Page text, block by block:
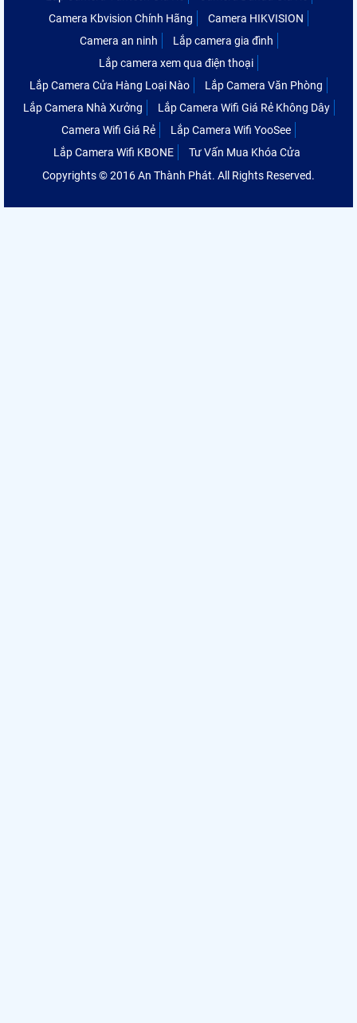
Camera Kbvision Chính Hãng
Camera HIKVISION
Camera an ninh
Lắp camera gia đình
Lắp camera xem qua điện thoại
Lắp Camera Cửa Hàng Loại Nào
Lắp Camera Văn Phòng
Lắp Camera Nhà Xưởng
Lắp Camera Wifi Giá Rẻ Không Dây
Camera Wifi Giá Rẻ
Lắp Camera Wifi YooSee
Lắp Camera Wifi KBONE
Tư Vấn Mua Khóa Cửa
Copyrights © 2016 An Thành Phát. All Rights Reserved.